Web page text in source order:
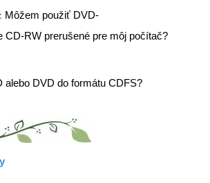
Môžem použiť DVD-
CD-RW prerušené pre môj počítač?
alebo DVD do formátu CDFS?